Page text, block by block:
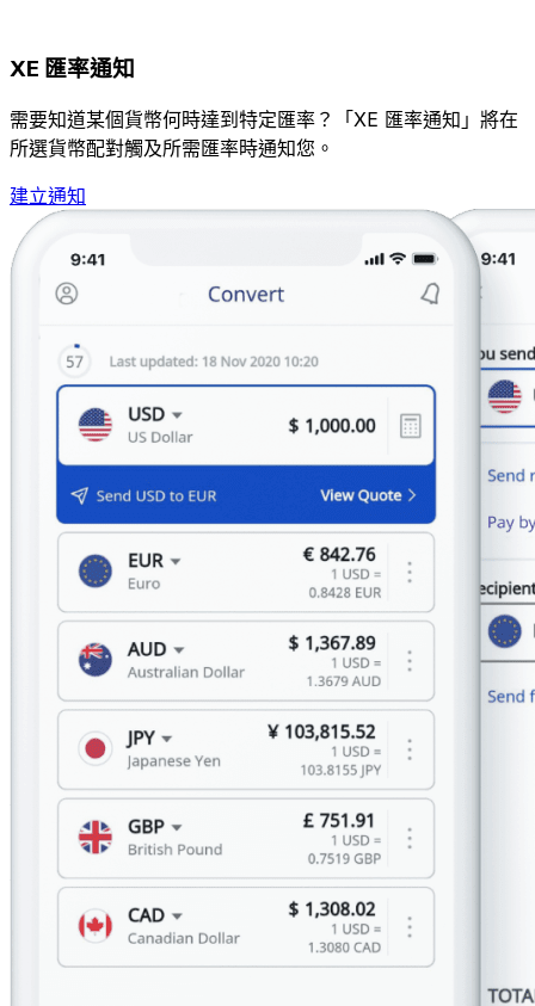
XE 匯率通知
需要知道某個貨幣何時達到特定匯率？「XE 匯率通知」將在
所選貨幣配對觸及所需匯率時通知您。
建立通知